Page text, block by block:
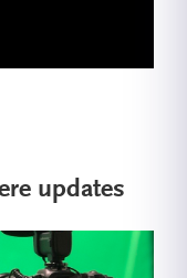
updates